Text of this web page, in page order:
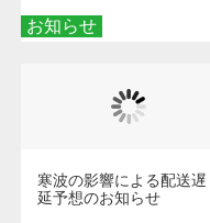
お知らせ
寒波の影響による配送遅
延予想のお知らせ